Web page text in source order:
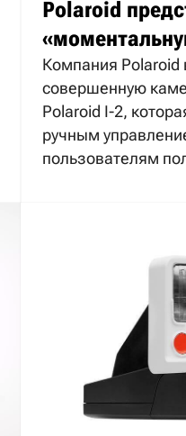
Polaroid
Компания
совершенную
Polaroid I-2,
ручным
пользователям